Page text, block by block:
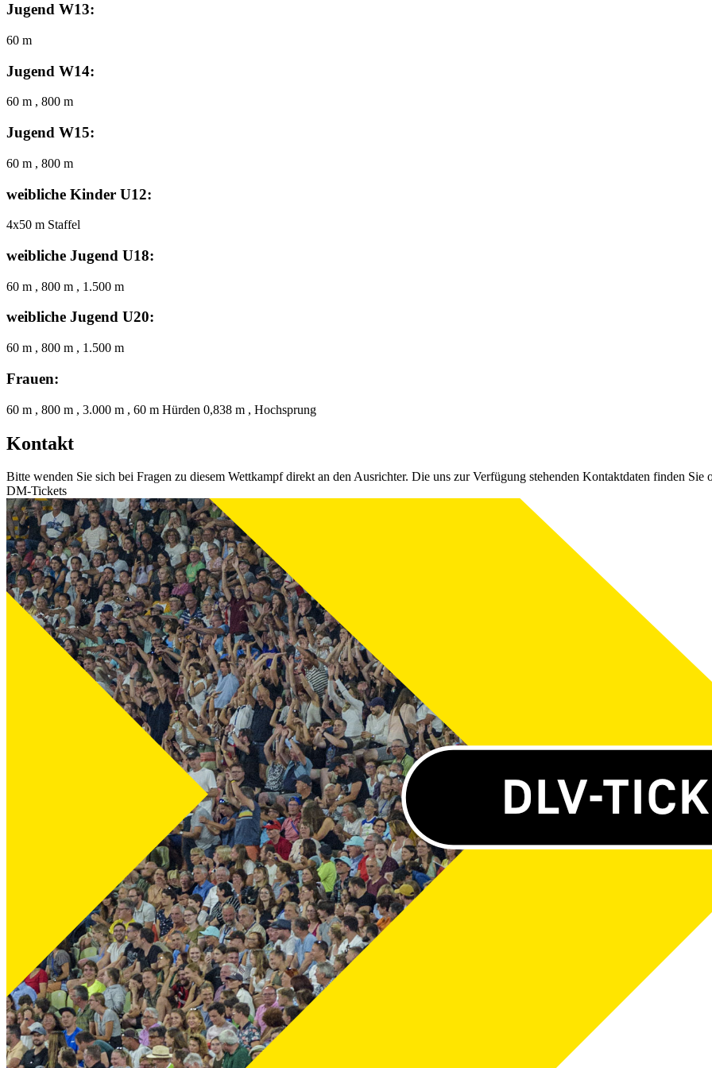
Jugend W13:
60 m
Jugend W14:
60 m , 800 m
Jugend W15:
60 m , 800 m
weibliche Kinder U12:
4x50 m Staffel
weibliche Jugend U18:
60 m , 800 m , 1.500 m
weibliche Jugend U20:
60 m , 800 m , 1.500 m
Frauen:
60 m , 800 m , 3.000 m , 60 m Hürden 0,838 m , Hochsprung
Kontakt
Bitte wenden Sie sich bei Fragen zu diesem Wettkampf direkt an den Ausrichter. Die uns zur Verfügung stehenden Kontaktdaten finden Sie
DM-Tickets